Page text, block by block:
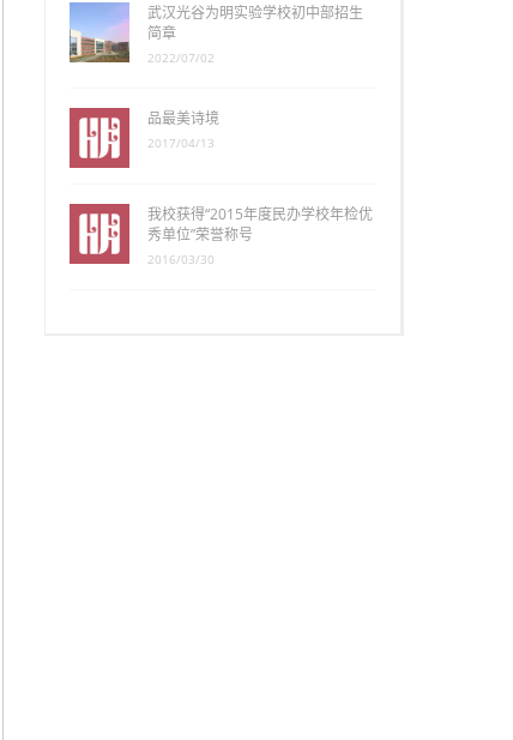
武汉光谷为明实验学校初中部招生
简章
2022/07/02
品最美诗境
2017/04/13
我校获得“2015年度民办学校年检优
秀单位”荣誉称号
2016/03/30